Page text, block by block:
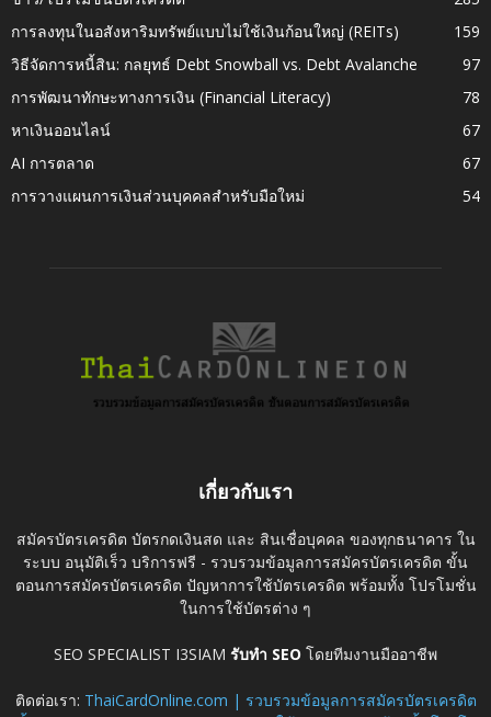
การลงทุนในอสังหาริมทรัพย์แบบไม่ใช้เงินก้อนใหญ่ (REITs)
159
วิธีจัดการหนี้สิน: กลยุทธ์ Debt Snowball vs. Debt Avalanche
97
การพัฒนาทักษะทางการเงิน (Financial Literacy)
78
หาเงินออนไลน์
67
AI การตลาด
67
การวางแผนการเงินส่วนบุคคลสำหรับมือใหม่
54
เกี่ยวกับเรา
สมัครบัตรเครดิต บัตรกดเงินสด และ สินเชื่อบุคคล ของทุกธนาคาร ใน
ระบบ อนุมัติเร็ว บริการฟรี - รวบรวมข้อมูลการสมัครบัตรเครดิต ขั้น
ตอนการสมัครบัตรเครดิต ปัญหาการใช้บัตรเครดิต พร้อมทั้ง โปรโมชั่น
ในการใช้บัตรต่าง ๆ
SEO SPECIALIST I3SIAM รับทำ SEO โดยทีมงานมืออาชีพ
ติดต่อเรา: ThaiCardOnline.com | รวบรวมข้อมูลการสมัครบัตรเครดิต